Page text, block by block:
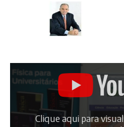
Clique aqui para